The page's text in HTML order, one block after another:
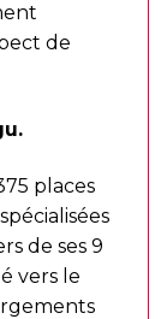
de
places
de ses 9
vers le